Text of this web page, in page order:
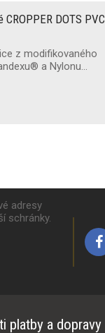
DOTS PVC
z modifikovaného
a Nylonu…
adresy
schránky.
platby a dopravy